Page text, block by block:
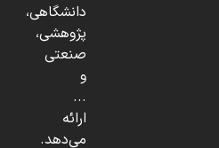
دانشگاهی،
پژوهشی،
صنعتی
و
...
ارائه
می‌دهد.